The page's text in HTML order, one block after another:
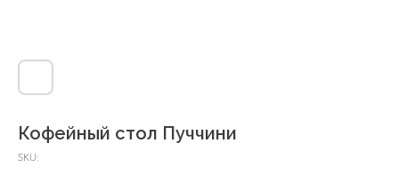
Кофейный стол Пуччини
SKU: